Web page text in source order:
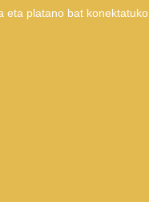
eta platano bat konektatuko